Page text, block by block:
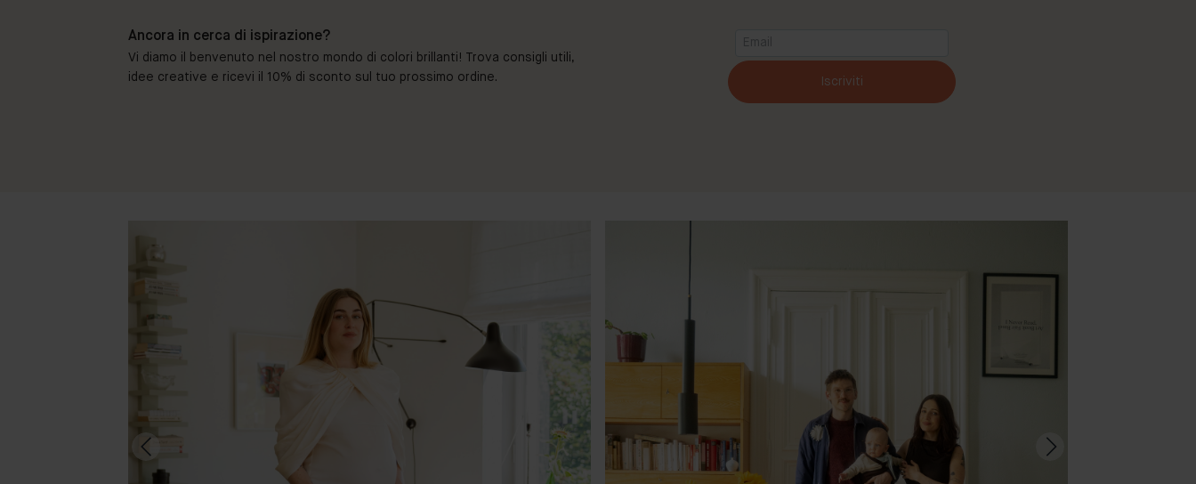
Ancora in cerca di ispirazione?
Vi diamo il benvenuto nel nostro mondo di colori brillanti! Trova consigli utili,
idee creative e ricevi il 10% di sconto sul tuo prossimo ordine.
Iscriviti